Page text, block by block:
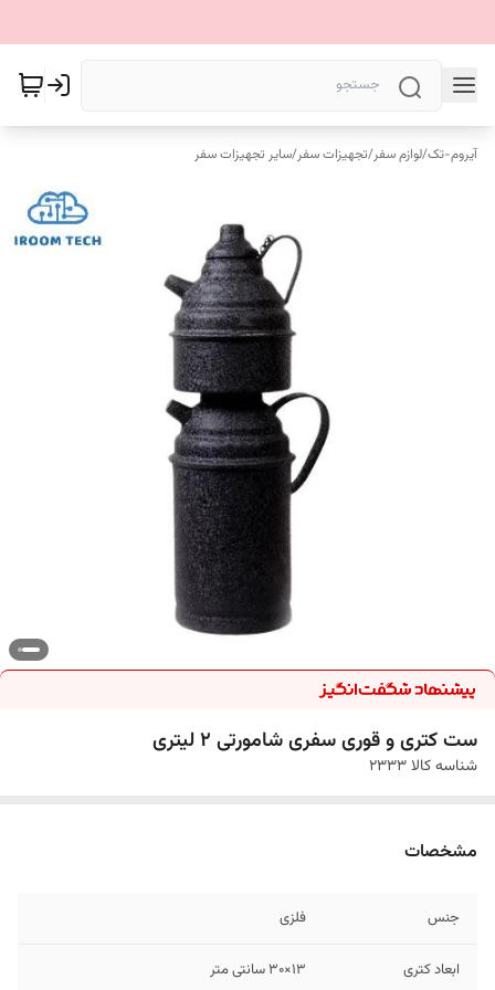
آیروم-تک/لوازم سفر/تجهیزات سفر/سایر تجهیزات سفر
ست کتری و قوری سفری شامورتی 2 لیتری
شناسه کالا2333
مشخصات
جنس فلزی
ابعاد کتری 13×30 سانتی متر